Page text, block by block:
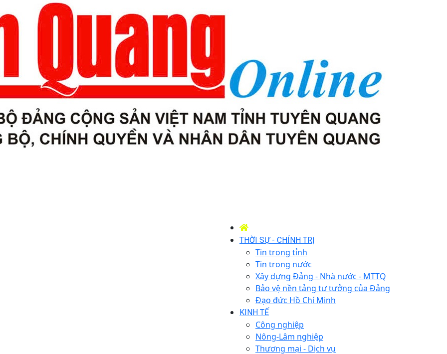
THỜI SỰ - CHÍNH TRỊ
Tin trong tỉnh
Tin trong nước
Xây dựng Đảng - Nhà nước - MTTQ
Bảo vệ nền tảng tư tưởng của Đảng
Đạo đức Hồ Chí Minh
KINH TẾ
Công nghiệp
Nông-Lâm nghiệp
Thương mại - Dịch vụ